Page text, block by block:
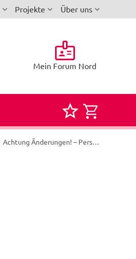
Projekte Über uns
Mein Forum Nord
Merkliste
fürzurAchtung Änderungen! – Personalvertretungsgesetz Mecklenburg-Vorpommern